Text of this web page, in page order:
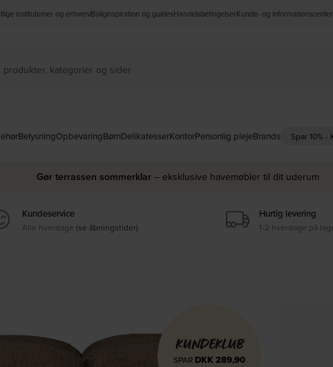
institutioner og erhvervBoliginspiration og guidesHandelsbetingelserKunde- og informationscenter
BelysningOpbevaringBørnDelikatesserKontorPersonlig plejeBrands Spar 10%
Gør terrassen sommerklar – eksklusive havemøbler til dit uderum
Kundeservice
Alle hverdage (se åbningstider)
Hurtig levering
1-2 hverdage på
KUNDEKLUB
SPAR DKK 289,90